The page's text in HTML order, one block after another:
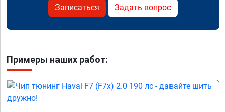
Записаться Задать вопрос
Примеры наших работ: